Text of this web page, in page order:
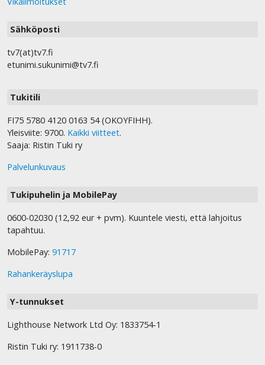
Sähköposti
tv7(at)tv7.fi
etunimi.sukunimi@tv7.fi
Tukitili
FI75 5780 4120 0163 54 (OKOYFIHH).
Yleisviite: 9700. Kaikki viitteet.
Saaja: Ristin Tuki ry
Palvelunkuvaus
Tukipuhelin ja MobilePay
0600-02030 (12,92 eur + pvm). Kuuntele viesti, että lahjoitus
tapahtuu.
MobilePay: 91717
Rahankeräyslupa
Y-tunnukset
Lighthouse Network Ltd Oy: 1833754-1
Ristin Tuki ry: 1911738-0